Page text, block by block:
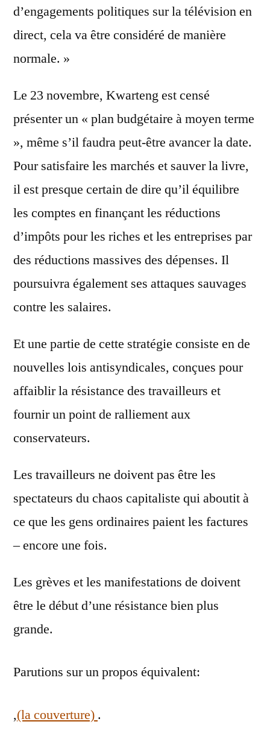
d’engagements politiques sur la télévision en
direct, cela va être considéré de manière
normale. »
Le 23 novembre, Kwarteng est censé
présenter un « plan budgétaire à moyen terme
», même s’il faudra peut-être avancer la date.
Pour satisfaire les marchés et sauver la livre,
il est presque certain de dire qu’il équilibre
les comptes en finançant les réductions
d’impôts pour les riches et les entreprises par
des réductions massives des dépenses. Il
poursuivra également ses attaques sauvages
contre les salaires.
Et une partie de cette stratégie consiste en de
nouvelles lois antisyndicales, conçues pour
affaiblir la résistance des travailleurs et
fournir un point de ralliement aux
conservateurs.
Les travailleurs ne doivent pas être les
spectateurs du chaos capitaliste qui aboutit à
ce que les gens ordinaires paient les factures
– encore une fois.
Les grèves et les manifestations de doivent
être le début d’une résistance bien plus
grande.
Parutions sur un propos équivalent:
,(la couverture) .